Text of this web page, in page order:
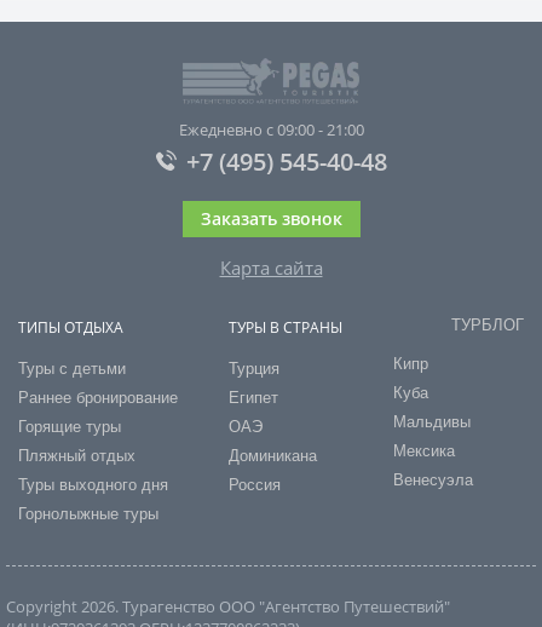
Ежедневно с 09:00 - 21:00
+7 (495) 545-40-48
Заказать звонок
Карта сайта
ТИПЫ ОТДЫХА
Туры с детьми
Раннее бронирование
Горящие туры
Пляжный отдых
Туры выходного дня
Горнолыжные туры
ТУРЫ В СТРАНЫ
Турция
Египет
ОАЭ
Доминикана
Россия
ТУРБЛОГ
Кипр
Куба
Мальдивы
Мексика
Венесуэла
Copyright 2026. Турагенство ООО "Агентство Путешествий"